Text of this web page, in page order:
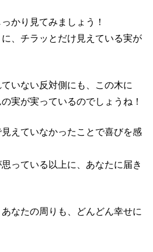
かり見てみましょう！
、チラッとだけ見えている実が
いない反対側にも、この木に
実が実っているのでしょうね！
えていなかったことで喜びを感
っている以上に、あなたに届き
なたの周りも、どんどん幸せに